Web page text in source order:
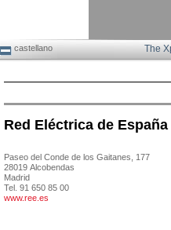
castellano The
Red Eléctrica de España
Paseo del Conde de los Gaitanes, 177
28019 Alcobendas
Madrid
Tel. 91 650 85 00
www.ree.es